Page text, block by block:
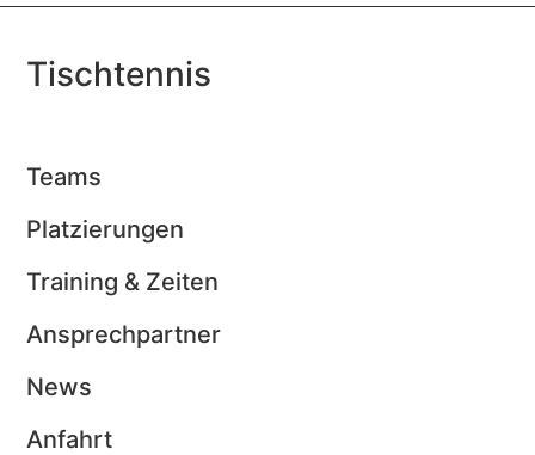
Tischtennis
Teams
Platzierungen
Training & Zeiten
Ansprechpartner
News
Anfahrt